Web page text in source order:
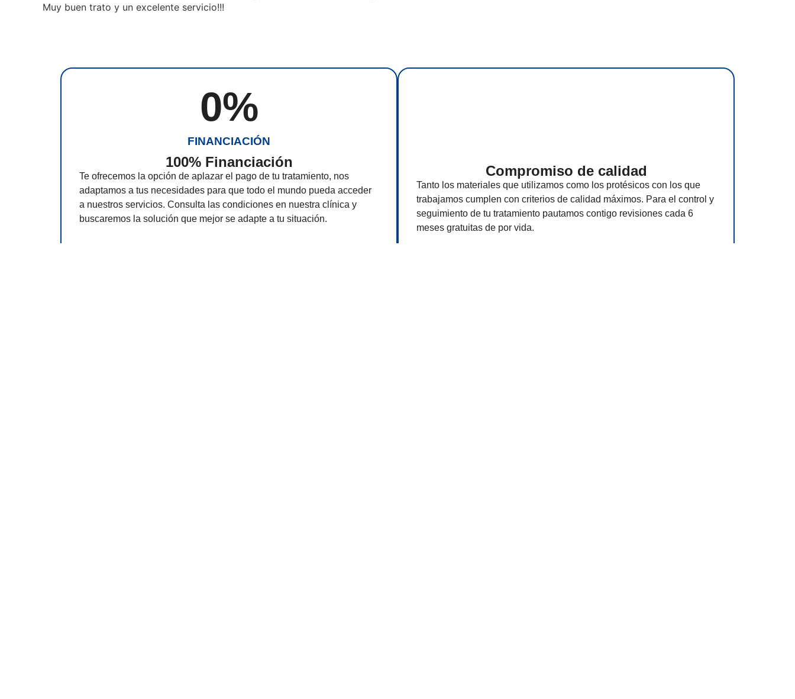
Muy buen trato y un excelente servicio!!!
FINANCIACIÓN
0%
100% Financiación
Te ofrecemos la opción de aplazar el pago de tu tratamiento, nos
adaptamos a tus necesidades para que todo el mundo pueda acceder
a nuestros servicios. Consulta las condiciones en nuestra clínica y
buscaremos la solución que mejor se adapte a tu situación.
Compromiso de calidad
Tanto los materiales que utilizamos como los protésicos con los que
trabajamos cumplen con criterios de calidad máximos. Para el control y
seguimiento de tu tratamiento pautamos contigo revisiones cada 6
meses gratuitas de por vida.